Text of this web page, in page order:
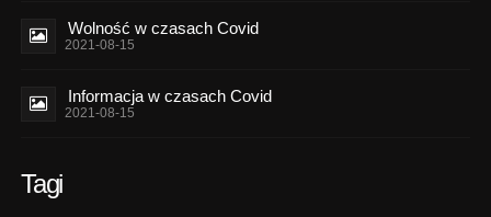
Wolność w czasach Covid
2021-08-15
Informacja w czasach Covid
2021-08-15
Tagi